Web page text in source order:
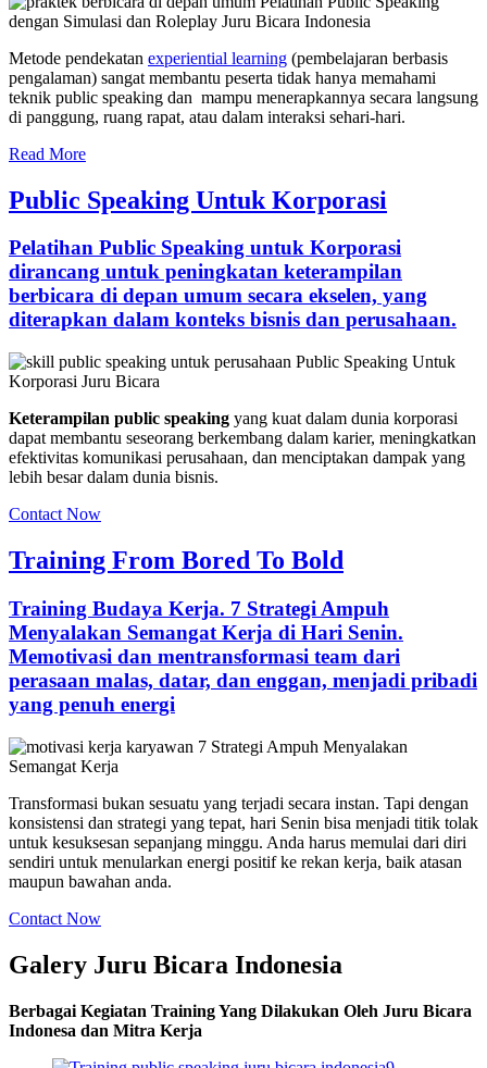
Metode pendekatan experiential learning (pembelajaran berbasis
pengalaman) sangat membantu peserta tidak hanya memahami
teknik public speaking dan mampu menerapkannya secara langsung
di panggung, ruang rapat, atau dalam interaksi sehari-hari.
Read More
Public Speaking Untuk Korporasi
Pelatihan Public Speaking untuk Korporasi
dirancang untuk peningkatan keterampilan
berbicara di depan umum secara ekselen, yang
diterapkan dalam konteks bisnis dan perusahaan.
Keterampilan public speaking yang kuat dalam dunia korporasi
dapat membantu seseorang berkembang dalam karier, meningkatkan
efektivitas komunikasi perusahaan, dan menciptakan dampak yang
lebih besar dalam dunia bisnis.
Contact Now
Training From Bored To Bold
Training Budaya Kerja. 7 Strategi Ampuh
Menyalakan Semangat Kerja di Hari Senin.
Memotivasi dan mentransformasi team dari
perasaan malas, datar, dan enggan, menjadi pribadi
yang penuh energi
Transformasi bukan sesuatu yang terjadi secara instan. Tapi dengan
konsistensi dan strategi yang tepat, hari Senin bisa menjadi titik tolak
untuk kesuksesan sepanjang minggu. Anda harus memulai dari diri
sendiri untuk menularkan energi positif ke rekan kerja, baik atasan
maupun bawahan anda.
Contact Now
Galery Juru Bicara Indonesia
Berbagai Kegiatan Training Yang Dilakukan Oleh Juru Bicara
Indonesa dan Mitra Kerja